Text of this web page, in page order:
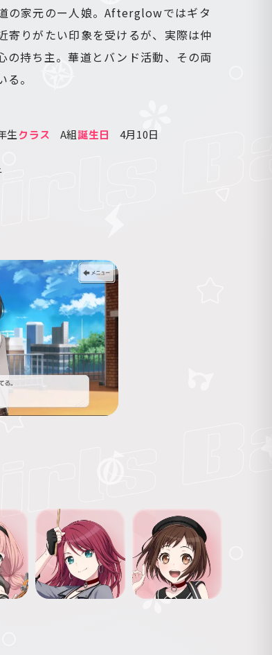
の家元のー人娘。Afterglowではギタ
寄りがたい印象を受けるが、実際は仲
の持ち主。華道とバンド活動、その両
。
生クラス A組誕生日
4月10日